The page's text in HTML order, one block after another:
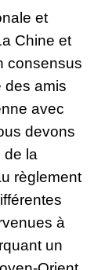
et
Chine et
consensus
des amis
avec
devons
la
règlement
à
un